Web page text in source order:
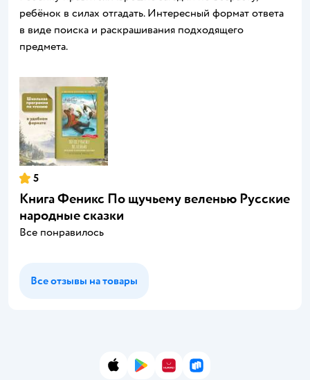
ребёнок в силах отгадать. Интересный формат ответа
в виде поиска и раскрашивания подходящего
предмета.
5
Книга Феникс По щучьему веленью Русские
народные сказки
Все понравилось
Все отзывы на товары
App StoreGoogle Play
AppGallery
RuStore